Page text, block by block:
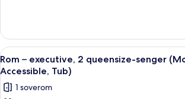
(Mobility/Hearing
Access,
Roll-
In
Shwr)
–
executive,
1
kingsize-
(Mobility/Hearing
Åpne
alle
bildene
av
Sengetøy av
4
Rom – executive, 2 queensize-senger
Accessible, Tub)
1 soverom